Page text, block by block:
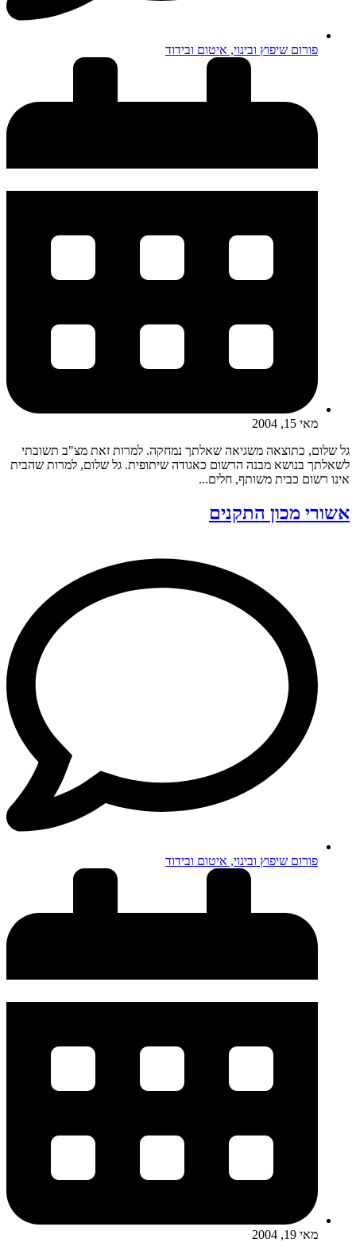
פורום שיפוץ ובינוי, איטום ובידוד
מאי 15, 2004
גל שלום, כתוצאה משגיאה שאלתך נמחקה. למרות זאת מצ"ב תשובתי
לשאלתך בנושא מבנה הרשום כאגודה שיתופית. גל שלום, למרות שהבית
אינו רשום כבית משותף, חלים...
אשורי מכון התקנים
פורום שיפוץ ובינוי, איטום ובידוד
מאי 19, 2004